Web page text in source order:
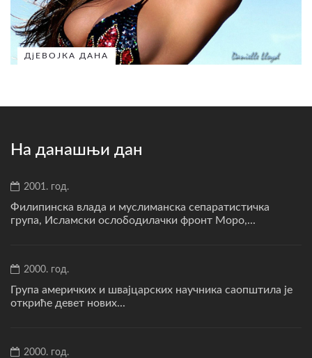
ДјЕВОЈКА ДАНА
На данашњи дан
2001. год.
Филипинска влада и муслиманска сепаратистичка
група, Исламски ослободилачки фронт Моро,...
2000. год.
Група америчких и швајцарских научника саопштила је
откриће девет нових...
2000. год.